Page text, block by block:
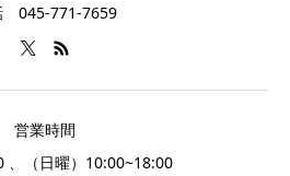
045-771-7659
営業時間
、（日曜）10:00~18:00